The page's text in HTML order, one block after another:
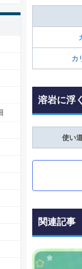
カ
溶岩に浮
使い
関連記事